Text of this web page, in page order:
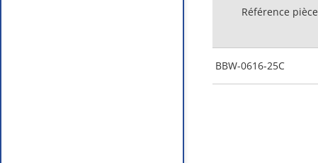
Référence pièce
BBW-0616-25C